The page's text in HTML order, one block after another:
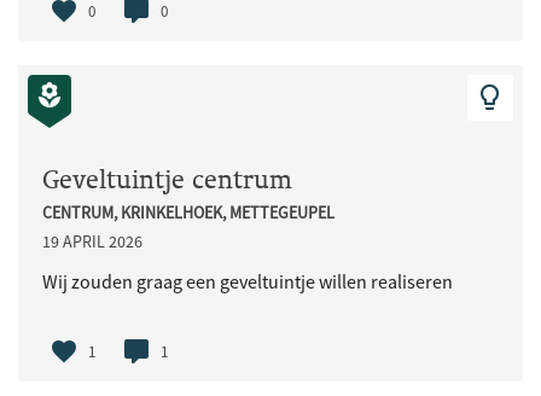
0 0
Geveltuintje centrum
CENTRUM, KRINKELHOEK, METTEGEUPEL
19 APRIL 2026
Wij zouden graag een geveltuintje willen realiseren
1 1